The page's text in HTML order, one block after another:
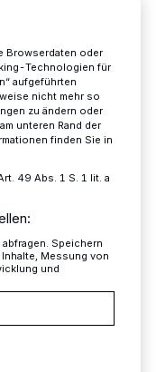
Browserdaten oder
Technologien für
aufgeführten
nicht mehr so
zu ändern oder
unteren Rand der
finden Sie in
49 Abs. 1 S. 1 lit. a
Speichern
Messung von
und